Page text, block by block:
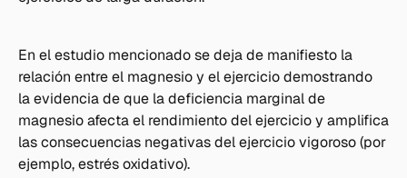
En el estudio mencionado se deja de manifiesto la
relación entre el magnesio y el ejercicio demostrando
la evidencia de que la deficiencia marginal de
magnesio afecta el rendimiento del ejercicio y amplifica
las consecuencias negativas del ejercicio vigoroso (por
ejemplo, estrés oxidativo).